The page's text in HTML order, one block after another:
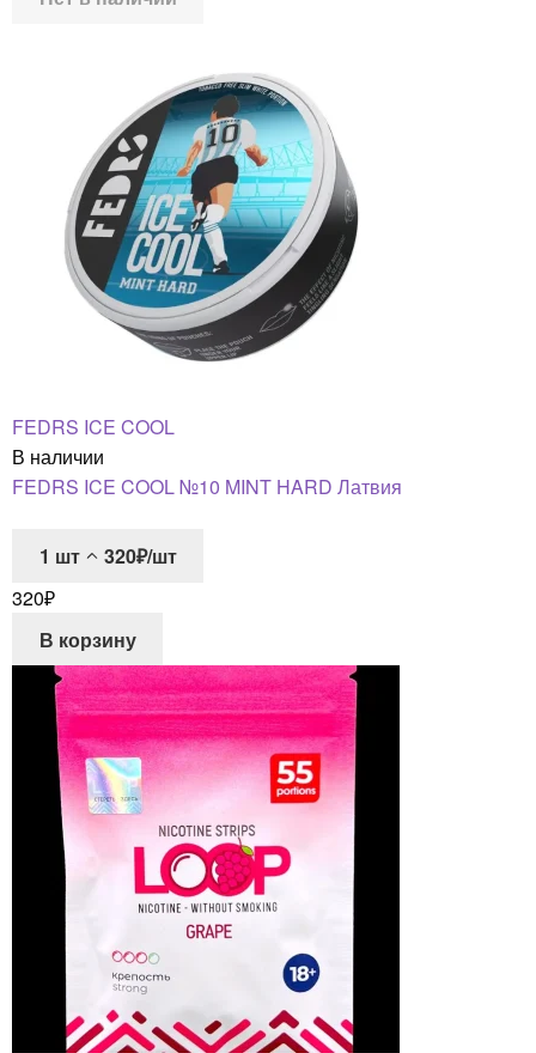
FEDRS ICE COOL
В наличии
FEDRS ICE COOL №10 MINT HARD Латвия
1 шт
320₽/шт
320₽
В корзину